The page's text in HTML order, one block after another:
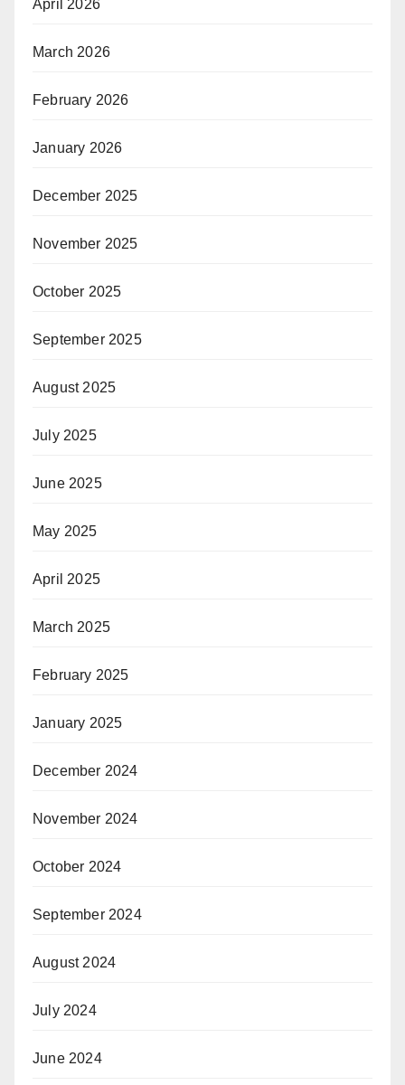
April 2026
March 2026
February 2026
January 2026
December 2025
November 2025
October 2025
September 2025
August 2025
July 2025
June 2025
May 2025
April 2025
March 2025
February 2025
January 2025
December 2024
November 2024
October 2024
September 2024
August 2024
July 2024
June 2024